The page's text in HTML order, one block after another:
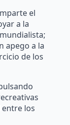
el
a la
apego a la
de los
entre los